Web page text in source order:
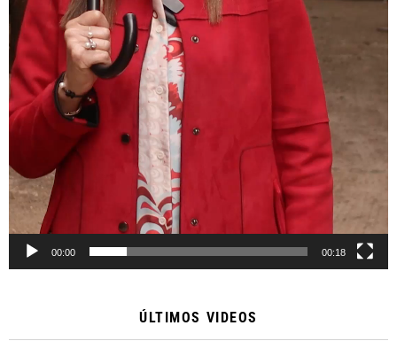
00:00 00:18
ÚLTIMOS VIDEOS